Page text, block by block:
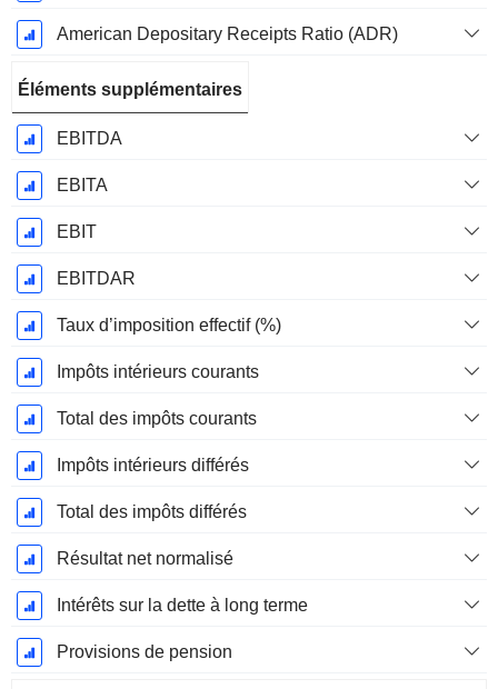
American Depositary Receipts Ratio (ADR)
Éléments supplémentaires
EBITDA
EBITA
EBIT
EBITDAR
Taux d’imposition effectif (%)
Impôts intérieurs courants
Total des impôts courants
Impôts intérieurs différés
Total des impôts différés
Résultat net normalisé
Intérêts sur la dette à long terme
Provisions de pension